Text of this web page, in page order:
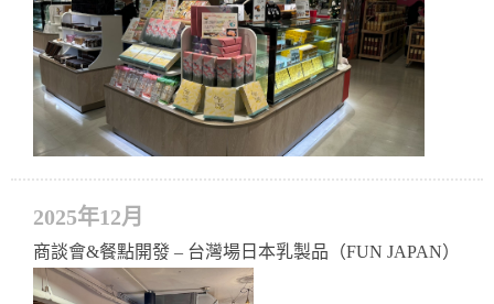
2025年12月
商談會&餐點開發 – 台灣場日本乳製品（FUN JAPAN）